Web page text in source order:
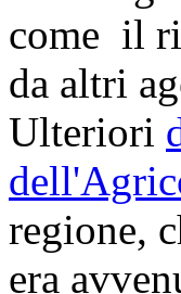
come il
da altri
Ulteriori
regione,
era